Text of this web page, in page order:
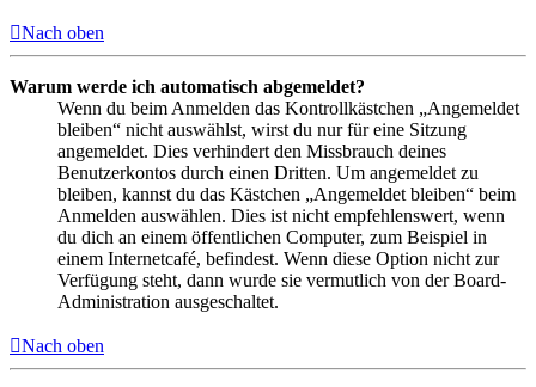
Nach oben
Warum werde ich automatisch abgemeldet?
Wenn du beim Anmelden das Kontrollkästchen „Angemeldet
bleiben“ nicht auswählst, wirst du nur für eine Sitzung
angemeldet. Dies verhindert den Missbrauch deines
Benutzerkontos durch einen Dritten. Um angemeldet zu
bleiben, kannst du das Kästchen „Angemeldet bleiben“ beim
Anmelden auswählen. Dies ist nicht empfehlenswert, wenn
du dich an einem öffentlichen Computer, zum Beispiel in
einem Internetcafé, befindest. Wenn diese Option nicht zur
Verfügung steht, dann wurde sie vermutlich von der Board-
Administration ausgeschaltet.
Nach oben